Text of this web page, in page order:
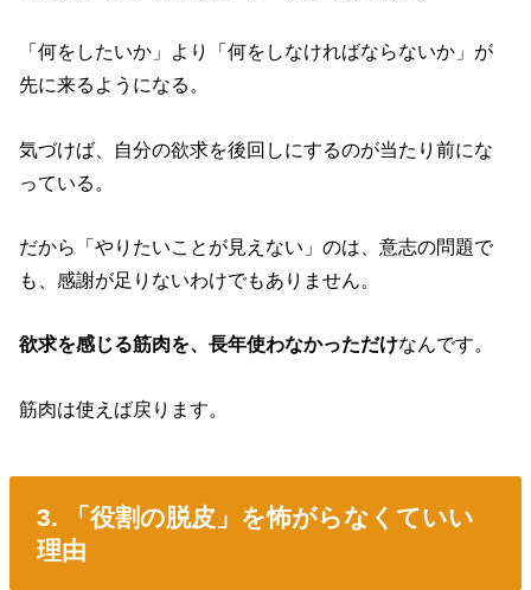
「何をしたいか」より「何をしなければならないか」が
先に来るようになる。
気づけば、自分の欲求を後回しにするのが当たり前にな
っている。
だから「やりたいことが見えない」のは、意志の問題で
も、感謝が足りないわけでもありません。
欲求を感じる筋肉を、長年使わなかっただけなんです。
筋肉は使えば戻ります。
3. 「役割の脱皮」を怖がらなくていい
理由